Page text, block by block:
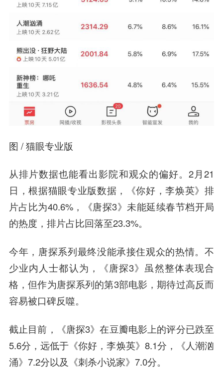
图 / 猫眼专业版
从排片数据也能看出影院和观众的偏好。2月21
日，根据猫眼专业版数据，《你好，李焕英》排
片占比为40.6%，《唐探3》未能延续春节档开局
的热度，排片占比回落至23.3%。
今年，唐探系列最终没能承接住观众的热情。不
少业内人士都认为，《唐探3》虽然整体表现合
格，但作为唐探系列的第3部电影，期待过高反而
容易被口碑反噬。
截止目前，《唐探3》在豆瓣电影上的评分已跌至
5.6分，远低于《你好，李焕英》8.1分，《人潮汹
涌》7.2分以及《刺杀小说家》7.0分。